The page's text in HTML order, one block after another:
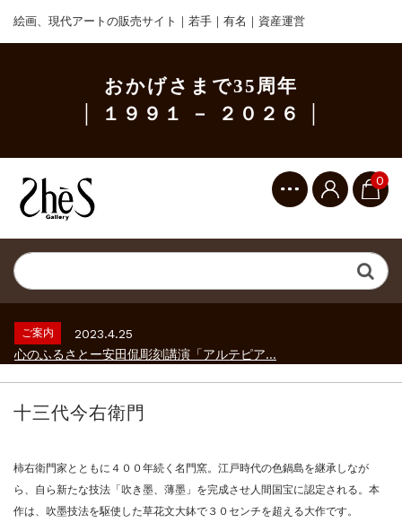
絵画、現代アートの販売サイト｜若手｜有名｜資産運営
おかげさまで35周年
│ １９９１ － ２０２６ │
0
ギャラリーシーズ「秋の美術散歩 京都・大...
ご案内
2026.2.17
ご案内
2023.4.25
心のふるさとー安田侃彫刻講演「アルテピア...
ご案内
2026.2.17
ご案内
2023.4.25
心のふるさとー安田侃彫刻講演「アルテピア...
ご案内
2023.2.25
十三代今右衛門
柿右衛門家とともに４００年続く名門窯。江戸時代の色鍋島を継承しなが
ら、自ら新たな技法「吹き墨、薄墨」を完成させ人間国宝に認定される。本
作は、吹墨技法を駆使した草花文大鉢で３０センチを超える大作です。